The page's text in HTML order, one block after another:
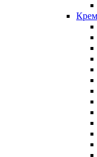
Крем